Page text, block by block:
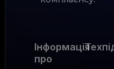
Інформація
про